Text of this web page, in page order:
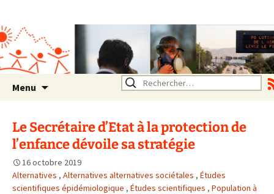
Rhône Alpes
Un environnement sain pour
la santé de tous
Menu Rechercher :
Le Secrétaire d’Etat à la protection de
l’enfance dévoile sa stratégie
16 octobre 2019
Alternatives , Alternatives alternatives sociétales , Études
scientifiques épidémiologique , Études scientifiques , Population à